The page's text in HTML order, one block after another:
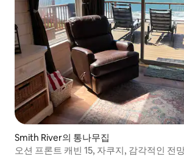
Smith River의 통나무집
오션 프론트 캐빈 15, 자쿠지, 감각적인 전